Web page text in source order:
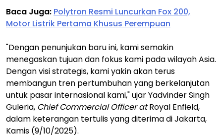
Baca Juga: Polytron Resmi Luncurkan Fox 200,
Motor Listrik Pertama Khusus Perempuan
"Dengan penunjukan baru ini, kami semakin
menegaskan tujuan dan fokus kami pada wilayah Asia.
Dengan visi strategis, kami yakin akan terus
membangun tren pertumbuhan yang berkelanjutan
untuk pasar internasional kami," ujar Yadvinder Singh
Guleria, Chief Commercial Officer atRoyal Enfield,
dalam keterangan tertulis yang diterima di Jakarta,
Kamis (9/10/2025).